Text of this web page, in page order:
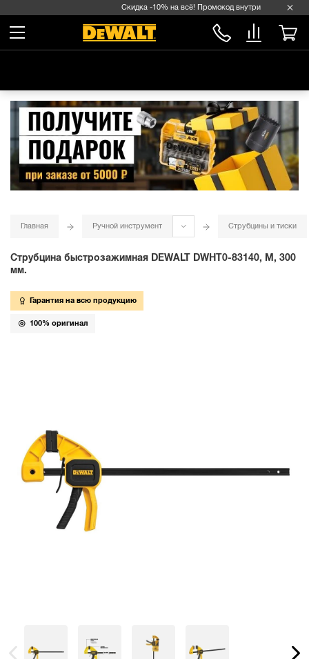
Скидка -10% на всё! Промокод внутри →
Главная Ручной инструмент Струбцины и тиски
Струбцина быстрозажимная DEWALT DWHT0-83140, M, 300
мм.
Гарантия на всю продукцию
100% оригинал